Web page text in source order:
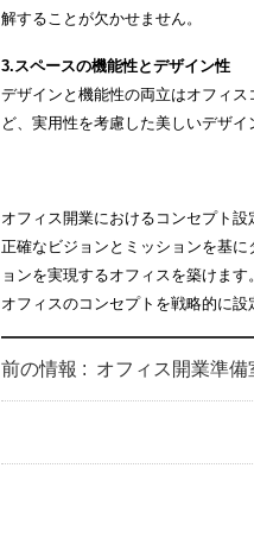
解することが欠かせません。
3.スペースの機能性とデザイン性
デザインと機能性の両立はオフィ
ど、実用性を考慮した美しいデザイ
オフィス開業におけるコンセプト設
正確なビジョンとミッションを基
ョンを実現するオフィスを築けます。
オフィスのコンセプトを戦略的に設
前の情報 : オフィス開業準備